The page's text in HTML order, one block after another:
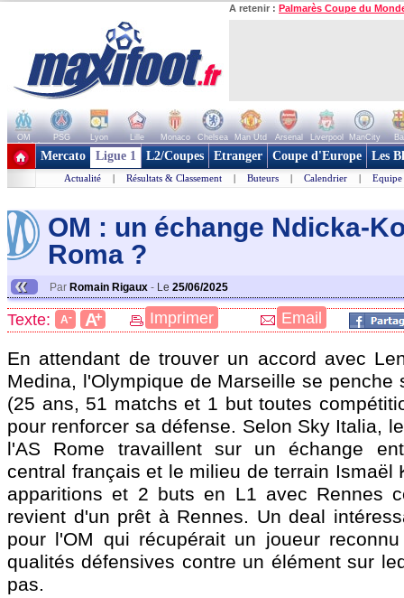
A retenir : Palmarès Coupe du
OM PSG Lyon Lille Monaco Chelsea Man Utd Arsenal Liverpool ManCity
+ de clubs
Mercato Ligue 1 L2/Coupes Etranger Coupe d'Europe Les
Actualité | Résultats & Classement | Buteurs | Calendrier | Equipe
OM : un échange Ndicka-
Roma ?
« Par Romain Rigaux - Le 25/06/2025
Texte: A- A+ Imprimer Email
En attendant de trouver un accord avec
Medina, l'Olympique de Marseille se penche
(25 ans, 51 matchs et 1 but toutes
pour renforcer sa défense. Selon Sky Italia,
l'AS Rome travaillent sur un échange
central français et le milieu de terrain Ismaël
apparitions et 2 buts en L1 avec Rennes
revient d'un prêt à Rennes. Un deal
pour l'OM qui récupérait un joueur
qualités défensives contre un élément sur
pas.